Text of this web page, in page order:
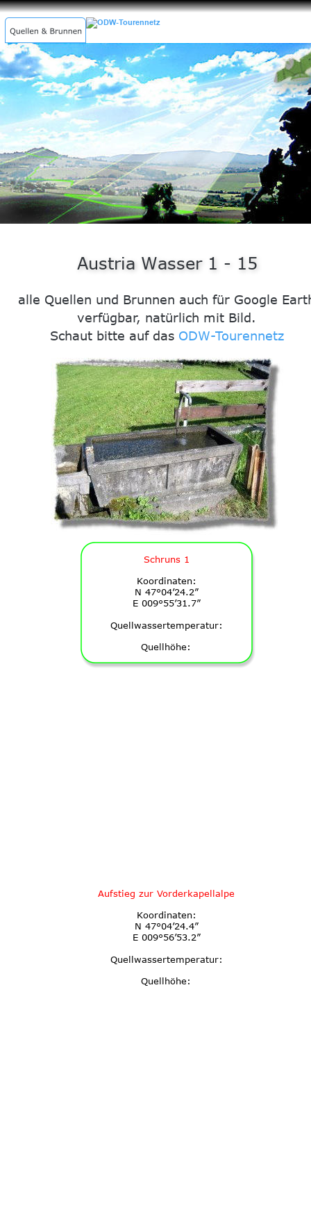
Austria Wasser 1 - 15
alle Quellen und Brunnen auch für Google
verfügbar, natürlich mit Bild.
Schaut bitte auf das ODW-Tourennetz
QUELLENLIEBE.DE
Aufstieg zur Vorderkapellalpe
Koordinaten:
N 47°04’24.4”
E 009°56’53.2”
Quellwassertemperatur:
Quellhöhe:
Schruns 1
Koordinaten:
N 47°04’24.2”
E 009°55’31.7”
Quellwassertemperatur:
Quellhöhe: